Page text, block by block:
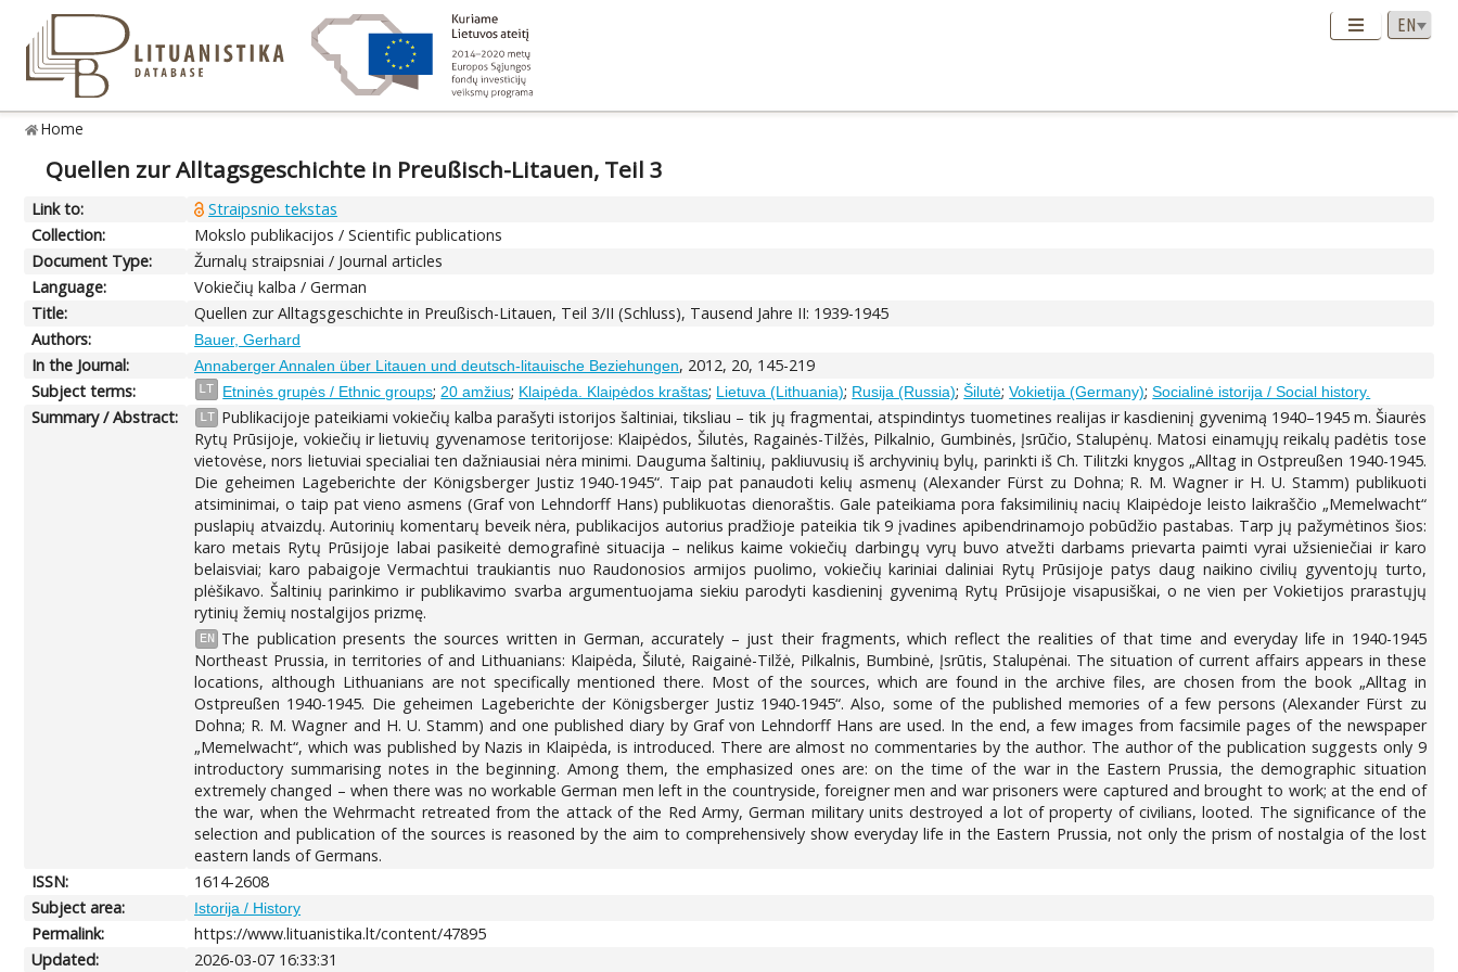
Home
Quellen zur Alltagsgeschichte in Preußisch-Litauen, Teil 3
Link to:
Straipsnio tekstas
Collection:
Mokslo publikacijos / Scientific publications
Document Type:
Žurnalų straipsniai / Journal articles
Language:
Vokiečių kalba / German
Title:
Quellen zur Alltagsgeschichte in Preußisch-Litauen, Teil 3/II (Schluss), Tausend Jahre II: 1939-1945
Authors:
Bauer, Gerhard
In the Journal: Annaberger Annalen über Litauen und deutsch-litauische Beziehungen, 2012, 20, 145-219
Subject terms:
LT Etninės grupės / Ethnic groups; 20 amžius; Klaipėda. Klaipėdos kraštas; Lietuva (Lithuania); Rusija (Russia);Šilutė;Vokietija (Germany);Socialinė istorija / Social history.
Summary / Abstract: LT Publikacijoje pateikiami vokiečių kalba parašyti istorijos šaltiniai, tiksliau – tik jų fragmentai, atspindintys tuometines realijas ir kasdieninį gyvenimą 1940–1945 m. Šiaurės
Rytų Prūsijoje, vokiečių ir lietuvių gyvenamose teritorijose: Klaipėdos, Šilutės, Ragainės-Tilžės, Pilkalnio, Gumbinės, Įsrūčio, Stalupėnų. Matosi einamųjų reikalų padėtis tose
vietovėse, nors lietuviai specialiai ten dažniausiai nėra minimi. Dauguma šaltinių, pakliuvusių iš archyvinių bylų, parinkti iš Ch. Tilitzki knygos „Alltag in Ostpreußen 1940-1945.
Die geheimen Lageberichte der Königsberger Justiz 1940-1945“. Taip pat panaudoti kelių asmenų (Alexander Fürst zu Dohna; R. M. Wagner ir H. U. Stamm) publikuoti
atsiminimai, o taip pat vieno asmens (Graf von Lehndorff Hans) publikuotas dienoraštis. Gale pateikiama pora faksimilinių nacių Klaipėdoje leisto laikraščio „Memelwacht“
puslapių atvaizdų. Autorinių komentarų beveik nėra, publikacijos autorius pradžioje pateikia tik 9 įvadines apibendrinamojo pobūdžio pastabas. Tarp jų pažymėtinos šios:
karo metais Rytų Prūsijoje labai pasikeitė demografinė situacija – nelikus kaime vokiečių darbingų vyrų buvo atvežti darbams prievarta paimti vyrai užsieniečiai ir karo
belaisviai; karo pabaigoje Vermachtui traukiantis nuo Raudonosios armijos puolimo, vokiečių kariniai daliniai Rytų Prūsijoje patys daug naikino civilių gyventojų turto,
plėšikavo. Šaltinių parinkimo ir publikavimo svarba argumentuojama siekiu parodyti kasdieninį gyvenimą Rytų Prūsijoje visapusiškai, o ne vien per Vokietijos prarastųjų
rytinių žemių nostalgijos prizmę.
EN
The publication presents the sources written in German, accurately – just their fragments, which reflect the realities of that time and everyday life in 1940-1945
Northeast Prussia, in territories of and Lithuanians: Klaipėda, Šilutė, Raigainė-Tilžė, Pilkalnis, Bumbinė, Įsrūtis, Stalupėnai. The situation of current affairs appears in these
locations, although Lithuanians are not specifically mentioned there. Most of the sources, which are found in the archive files, are chosen from the book „Alltag in
Ostpreußen 1940-1945. Die geheimen Lageberichte der Königsberger Justiz 1940-1945“. Also, some of the published memories of a few persons (Alexander Fürst zu
Dohna; R. M. Wagner and H. U. Stamm) and one published diary by Graf von Lehndorff Hans are used. In the end, a few images from facsimile pages of the newspaper
„Memelwacht“, which was published by Nazis in Klaipėda, is introduced. There are almost no commentaries by the author. The author of the publication suggests only 9
introductory summarising notes in the beginning. Among them, the emphasized ones are: on the time of the war in the Eastern Prussia, the demographic situation
extremely changed – when there was no workable German men left in the countryside, foreigner men and war prisoners were captured and brought to work; at the end of
the war, when the Wehrmacht retreated from the attack of the Red Army, German military units destroyed a lot of property of civilians, looted. The significance of the
selection and publication of the sources is reasoned by the aim to comprehensively show everyday life in the Eastern Prussia, not only the prism of nostalgia of the lost
eastern lands of Germans.
ISSN:
1614-2608
Subject area:
Istorija / History
Permalink:
https://www.lituanistika.lt/content/47895
Updated:
2026-03-07 16:33:31